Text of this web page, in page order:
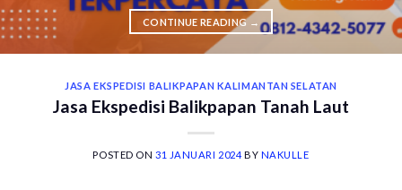
CONTINUE READING →
JASA EKSPEDISI BALIKPAPAN KALIMANTAN SELATAN
Jasa Ekspedisi Balikpapan Tanah Laut
POSTED ON31 JANUARI 2024BY NAKULLE